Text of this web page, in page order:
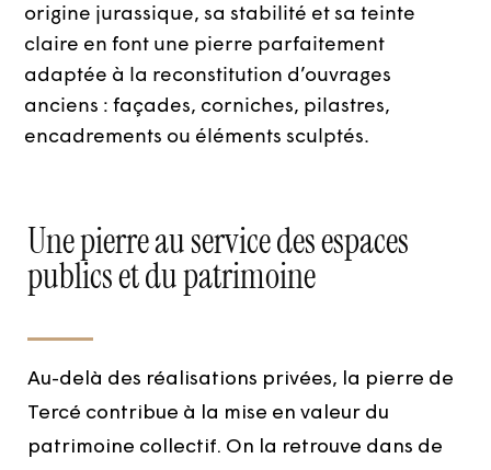
origine jurassique, sa stabilité et sa teinte
claire en font une pierre parfaitement
adaptée à la reconstitution d’ouvrages
anciens : façades, corniches, pilastres,
encadrements ou éléments sculptés.
Une pierre au service des espaces
publics et du patrimoine
Au-delà des réalisations privées, la pierre de
Tercé contribue à la mise en valeur du
patrimoine collectif. On la retrouve dans de